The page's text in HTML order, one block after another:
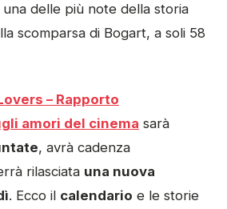
delle più note della storia
scomparsa di Bogart, a soli 58
– Rapporto
amori del cinema sarà
, avrà cadenza
rilasciata una nuova
. Ecco il calendario e le storie